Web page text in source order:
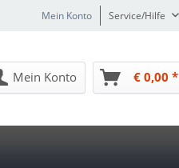
Mein Konto Service/Hilfe
Mein Konto € 0,00 *